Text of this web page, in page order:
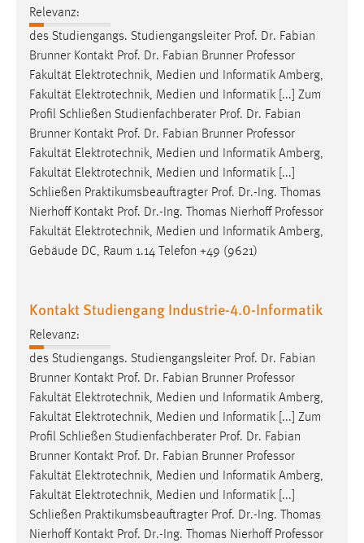
Relevanz:
des Studiengangs. Studiengangsleiter Prof. Dr. Fabian
Brunner Kontakt Prof. Dr. Fabian Brunner Professor
Fakultät Elektrotechnik, Medien und Informatik Amberg,
Fakultät Elektrotechnik, Medien und Informatik [...] Zum
Profil Schließen Studienfachberater Prof. Dr. Fabian
Brunner Kontakt Prof. Dr. Fabian Brunner Professor
Fakultät Elektrotechnik, Medien und Informatik Amberg,
Fakultät Elektrotechnik, Medien und Informatik [...]
Schließen Praktikumsbeauftragter Prof. Dr.-Ing. Thomas
Nierhoff Kontakt Prof. Dr.-Ing. Thomas Nierhoff Professor
Fakultät Elektrotechnik, Medien und Informatik Amberg,
Gebäude DC, Raum 1.14 Telefon +49 (9621)
Kontakt Studiengang Industrie-4.0-Informatik
Relevanz:
des Studiengangs. Studiengangsleiter Prof. Dr. Fabian
Brunner Kontakt Prof. Dr. Fabian Brunner Professor
Fakultät Elektrotechnik, Medien und Informatik Amberg,
Fakultät Elektrotechnik, Medien und Informatik [...] Zum
Profil Schließen Studienfachberater Prof. Dr. Fabian
Brunner Kontakt Prof. Dr. Fabian Brunner Professor
Fakultät Elektrotechnik, Medien und Informatik Amberg,
Fakultät Elektrotechnik, Medien und Informatik [...]
Schließen Praktikumsbeauftragter Prof. Dr.-Ing. Thomas
Nierhoff Kontakt Prof. Dr.-Ing. Thomas Nierhoff Professor